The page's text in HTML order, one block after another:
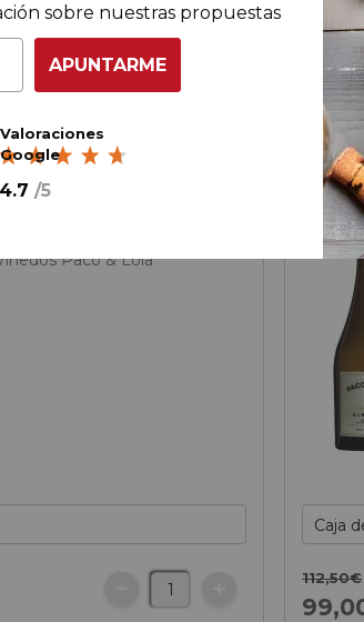
AL CARRITO
€
Paco & Lola
112,50€
99,
sobre nuestras propuestas
APUNTARME
Valoraciones
Google
4.7 /5